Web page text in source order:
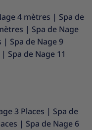
4 mètres | Spa de
| Spa de Nage
| Spa de Nage 9
| Spa de Nage 11
3 Places | Spa de
| Spa de Nage 6